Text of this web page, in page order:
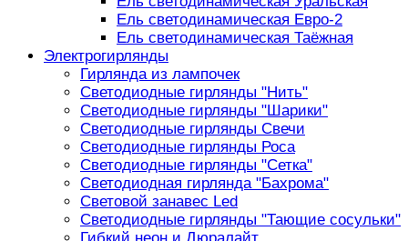
Ель светодинамическая Евро-2
Ель светодинамическая Таёжная
Электрогирлянды
Гирлянда из лампочек
Светодиодные гирлянды "Нить"
Светодиодные гирлянды "Шарики"
Светодиодные гирлянды Свечи
Светодиодные гирлянды Роса
Светодиодные гирлянды "Сетка"
Светодиодная гирлянда "Бахрома"
Световой занавес Led
Светодиодные гирлянды "Тающие сосульки"